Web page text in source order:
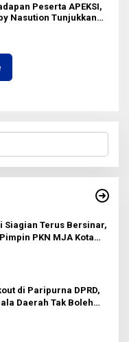
Peserta APEKSI,
Nasution Tunjukkan
Siagian Terus Bersinar,
PKN MJA Kota
di Paripurna DPRD,
Daerah Tak Boleh